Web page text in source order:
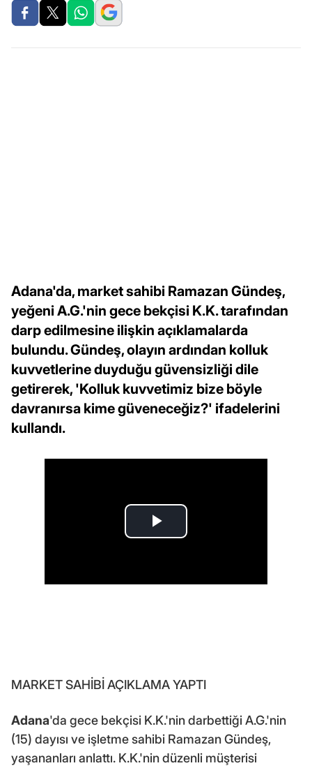
Adana'da, market sahibi Ramazan Gündeş,
yeğeni A.G.'nin gece bekçisi K.K. tarafından
darp edilmesine ilişkin açıklamalarda
bulundu. Gündeş, olayın ardından kolluk
kuvvetlerine duyduğu güvensizliği dile
getirerek, 'Kolluk kuvvetimiz bize böyle
davranırsa kime güveneceğiz?' ifadelerini
kullandı.
MARKET SAHİBİ AÇIKLAMA YAPTI
Adana'da gece bekçisi K.K.'nin darbettiği A.G.'nin
(15) dayısı ve işletme sahibi Ramazan Gündeş,
yaşananları anlattı. K.K.'nin düzenli müşterisi